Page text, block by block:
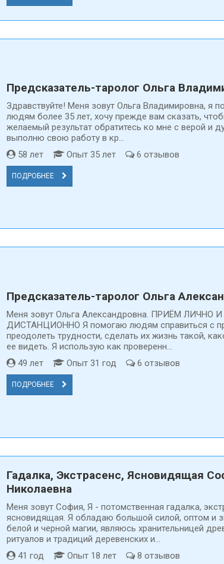
Предсказатель-таролог Ольга
Здравствуйте! Меня зовут Ольга Владимировна, я
людям более 35 лет, хочу прежде вам сказать,
желаемый результат обратитесь ко мне с верой и
выполню свою работу в кр...
58 лет
Опыт 35 лет 6 отзывов
ПОДРОБНЕЕ
Предсказатель-таролог Ольга
Меня зовут Ольга Александровна. ПРИЁМ ЛИЧНО И
ДИСТАНЦИОННО Я помогаю людям справиться с
преодолеть трудности, сделать их жизнь такой,
ее видеть. Я использую как проверенн...
49 лет
Опыт 31 год 6 отзывов
ПОДРОБНЕЕ
Гадалка, Экстрасенс, Ясновидящая
Николаевна
Меня зовут Cофия, Я - потомственная гадалка,
ясновидящая. Я обладаю большой силой, оптом и
белой и черной магии, являюсь хранительницей
ритуалов и традиций деревенских и...
41 год
Опыт 18 лет 8 отзывов
проверенные специалисты